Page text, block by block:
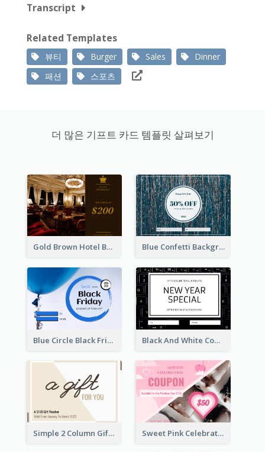
Transcript
Related Templates
뷰티 Burger Sales
Dinner
패션
스포츠
더 많은 기프트 카드 템플릿 살펴보기
Gold Brown Hotel Booking Gift Card Blue Confetti Background New Year Sale Gift Card
Blue Circle Black Friday Sale Gift Card Black And White Computer Photo New Year Gift Card
Simple 2 Column Gift Card Sweet Pink Celebration Gift Card Template Design